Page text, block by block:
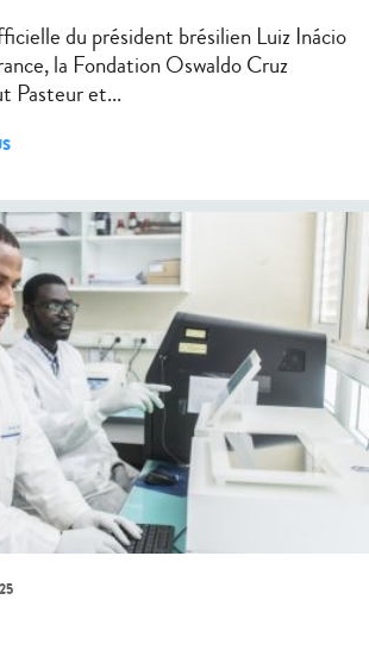
du président brésilien Luiz Inácio
la Fondation Oswaldo Cruz
Pasteur et...